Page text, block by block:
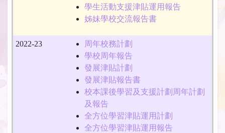
學生活動支援津貼運用報告
姊妹學校交流報告書
2022-23
周年校務計劃
學校周年報告
發展津貼計劃
發展津貼報告書
校本課後學習及支援計劃周年計劃
及報告
全方位學習津貼運用計劃
全方位學習津貼運用報告